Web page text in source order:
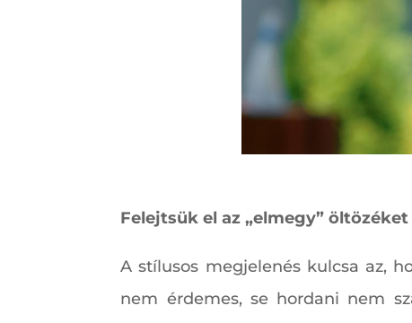
Felejtsük el az „elmegy” öltözéket
A stílusos megjelenés kulcsa az,
nem érdemes, se hordani nem